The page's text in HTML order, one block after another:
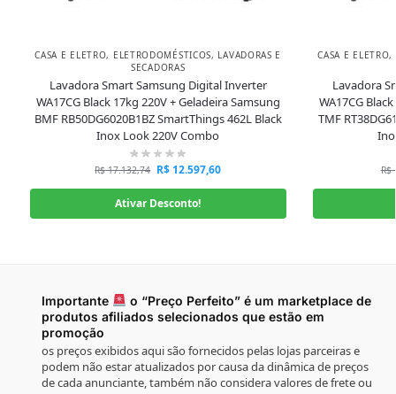
CASA E ELETRO, ELETRODOMÉSTICOS, LAVADORAS E
SECADORAS
Lavadora Smart Samsung Digital Inverter
WA17CG Black 17kg 220V + Geladeira Samsung
BMF RB50DG6020B1BZ SmartThings 462L Black
Inox Look 220V Combo
R$17.132,74 R$ 12.597,60
Ativar Desconto!
CASA E ELETRO,
Lavadora
WA17CG
TMF
R$
Importante
o “Preço Perfeito” é um marketplace de
produtos afiliados selecionados que estão em
promoção
os preços exibidos aqui são fornecidos pelas lojas parceiras e
podem não estar atualizados por causa da dinâmica de preços
de cada anunciante, também não considera valores de frete ou